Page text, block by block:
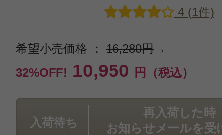
4 (1件)
希望小売価格 ： 16,280円→
32%OFF! 10,950 円（税込）
入荷待ち
再入荷した時
お知らせメールを受